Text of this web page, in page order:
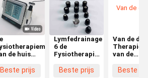
de huis
Beste prijs
Lymfedrainage
6 de
Fysiotherapiemachine
Bar21hz
Beste prijs
Van de de
van de
klank de
Beste